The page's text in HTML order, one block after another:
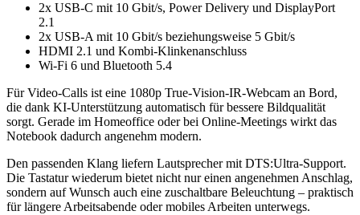
2x USB-C mit 10 Gbit/s, Power Delivery und DisplayPort
2.1
2x USB-A mit 10 Gbit/s beziehungsweise 5 Gbit/s
HDMI 2.1 und Kombi-Klinkenanschluss
Wi-Fi 6 und Bluetooth 5.4
Für Video-Calls ist eine 1080p True-Vision-IR-Webcam an Bord,
die dank KI-Unterstützung automatisch für bessere Bildqualität
sorgt. Gerade im Homeoffice oder bei Online-Meetings wirkt das
Notebook dadurch angenehm modern.
Den passenden Klang liefern Lautsprecher mit DTS:Ultra-Support.
Die Tastatur wiederum bietet nicht nur einen angenehmen Anschlag,
sondern auf Wunsch auch eine zuschaltbare Beleuchtung – praktisch
für längere Arbeitsabende oder mobiles Arbeiten unterwegs.